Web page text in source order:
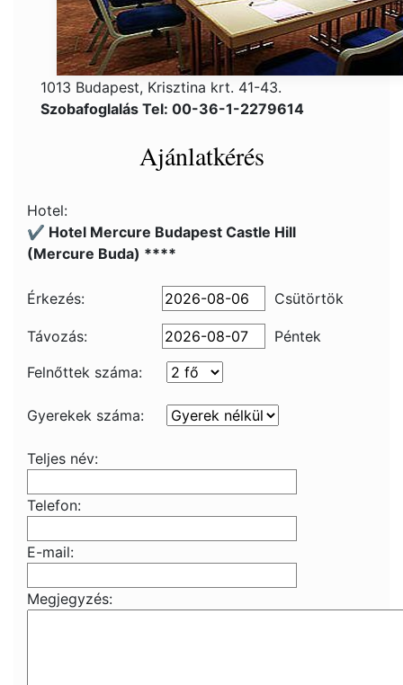
1013 Budapest, Krisztina krt. 41-43.
Szobafoglalás Tel: 00-36-1-2279614
Ajánlatkérés
Hotel:
✔️ Hotel Mercure Budapest Castle Hill
(Mercure Buda) ****
Érkezés: Csütörtök
Távozás:
Péntek
Felnőttek száma:
Gyerekek száma:
Teljes név:
Telefon:
E-mail:
Megjegyzés: